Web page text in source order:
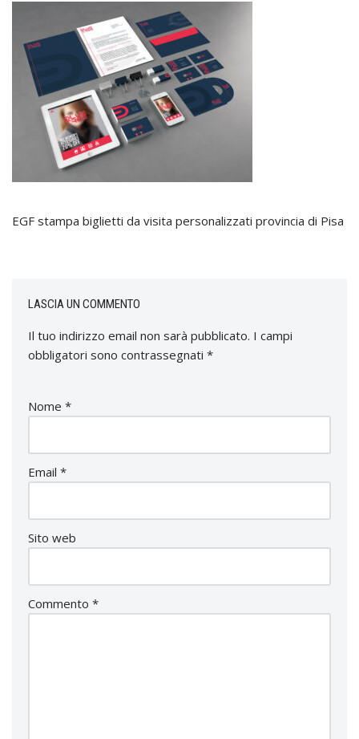
EGF stampa biglietti da visita personalizzati provincia di Pisa
LASCIA UN COMMENTO
Il tuo indirizzo email non sarà pubblicato. I campi
obbligatori sono contrassegnati *
Nome *
Email *
Sito web
Commento *